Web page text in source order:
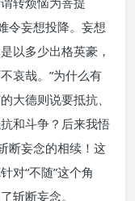
令妄想投降。妄想
以多少出格英豪，
哀哉。”为什么有
大德则说要抵抗、
和斗争？后来我悟
断妄念的相续！这
对“不随”这个角
斩断妄念。